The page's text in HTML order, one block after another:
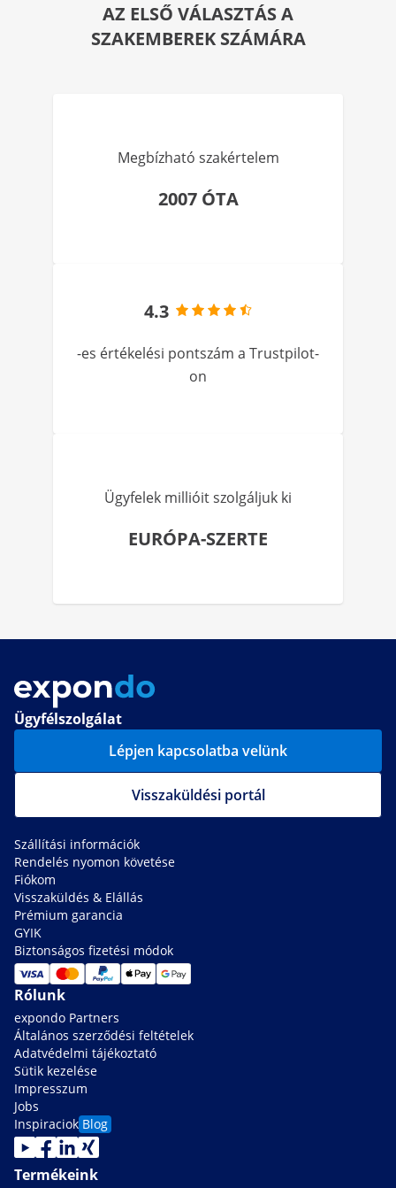
AZ ELSŐ VÁLASZTÁS A
SZAKEMBEREK SZÁMÁRA
Megbízható szakértelem
2007 ÓTA
4.3
-es értékelési pontszám a Trustpilot-
on
Ügyfelek millióit szolgáljuk ki
EURÓPA-SZERTE
Ügyfélszolgálat
Lépjen kapcsolatba velünk
Visszaküldési portál
Szállítási információk
Rendelés nyomon követése
Fiókom
Visszaküldés & Elállás
Prémium garancia
GYIK
Biztonságos fizetési módok
Rólunk
expondo Partners
Általános szerződési feltételek
Adatvédelmi tájékoztató
Sütik kezelése
Impresszum
Jobs
Inspiraciok Blog
Termékeink